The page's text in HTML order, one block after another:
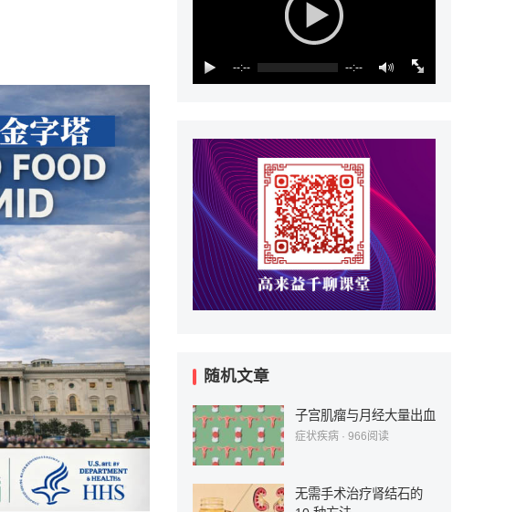
--:-- --:--
随机文章
子宫肌瘤与月经大量出血
症状疾病 · 966阅读
无需手术治疗肾结石的